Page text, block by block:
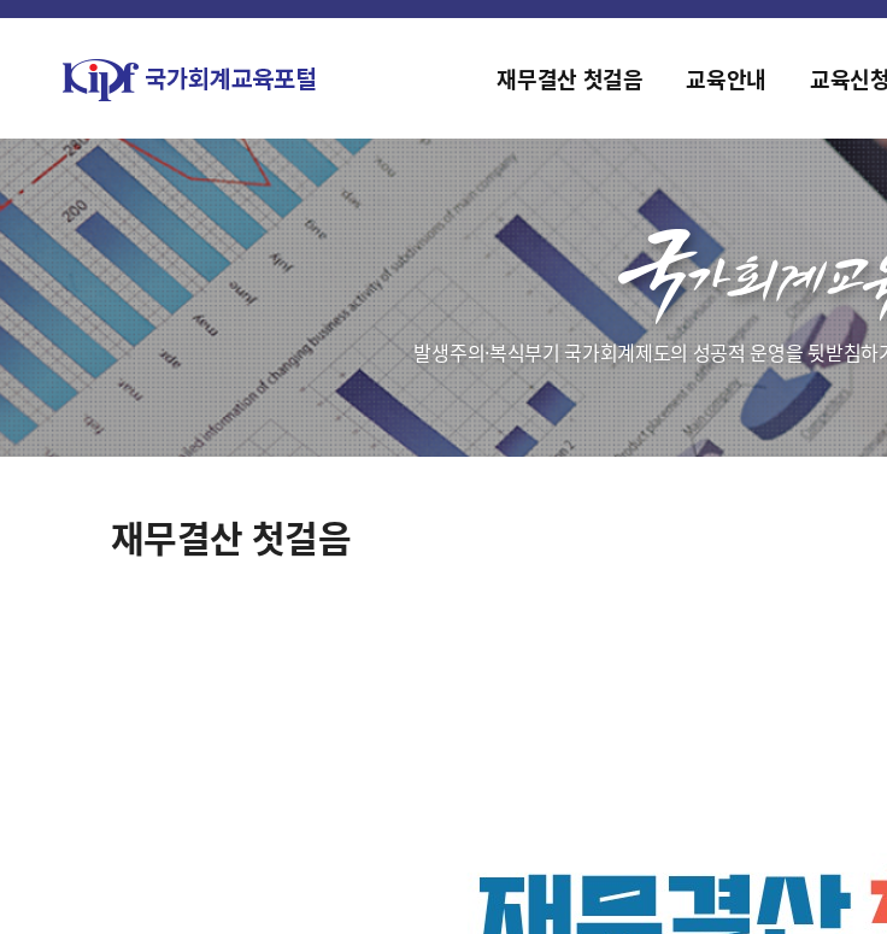
2019년도 국가회계 전문교육 사
재무결산 첫걸음 교육안내 교육신청
발생주의·복식부기 국가회계제도의 성공적 운영을 뒷받침
재무결산 첫걸음